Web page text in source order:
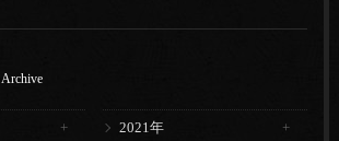
Archive
2021年